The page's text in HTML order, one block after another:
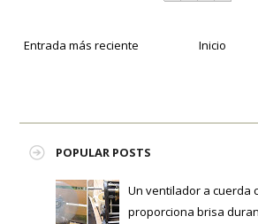
Entrada más reciente Inicio
POPULAR POSTS
Un ventilador a cuerda
proporciona brisa